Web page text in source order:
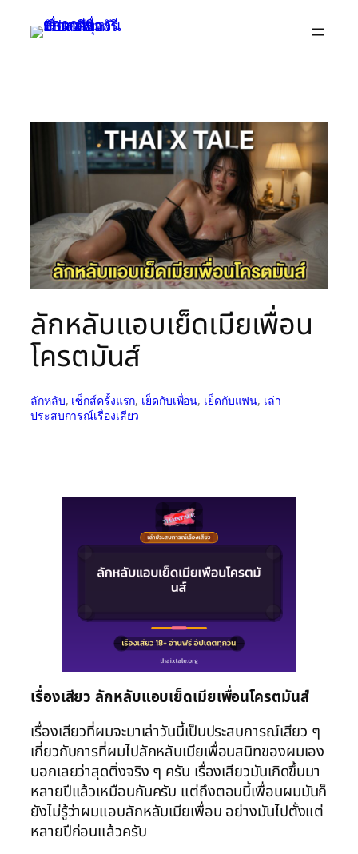
ลักหลับแอบเย็ดเมียเพื่อน
โครตมันส์
ลักหลับ, เซ็กส์ครั้งแรก, เย็ดกับเพื่อน, เย็ดกับแฟน, เล่า
ประสบการณ์เรื่องเสียว
เรื่องเสียว ลักหลับแอบเย็ดเมียเพื่อนโครตมันส์
เรื่องเสียวที่ผมจะมาเล่าวันนี้เป็นประสบการณ์เสียว ๆ
เกี่ยวกับการที่ผมไปลักหลับเมียเพื่อนสนิทของผมเอง
บอกเลยว่าสุดติ่งจริง ๆ ครับ เรื่องเสียวมันเกิดขึ้นมา
หลายปีแล้วเหมือนกันครับ แต่ถึงตอนนี้เพื่อนผมมันก็
ยังไม่รู้ว่าผมแอบลักหลับเมียเพื่อน อย่างมันไปตั้งแต่
หลายปีก่อนแล้วครับ